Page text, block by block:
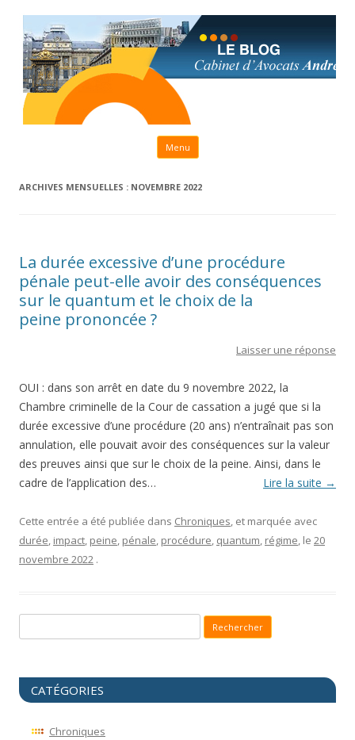
Menu Aller au contenu principal
ARCHIVES MENSUELLES : NOVEMBRE 2022
La durée excessive d’une procédure
pénale peut-elle avoir des conséquences
sur le quantum et le choix de la
peine prononcée ?
Laisser une réponse
OUI : dans son arrêt en date du 9 novembre 2022, la
Chambre criminelle de la Cour de cassation a jugé que si la
durée excessive d’une procédure (20 ans) n’entraînait pas son
annulation, elle pouvait avoir des conséquences sur la valeur
des preuves ainsi que sur le choix de la peine. Ainsi, dans le
cadre de l’application des…
Lire la suite →
Cette entrée a été publiée dans Chroniques, et marquée avec
durée, impact, peine, pénale, procédure, quantum, régime, le 20
novembre 2022 .
CATÉGORIES
Chroniques